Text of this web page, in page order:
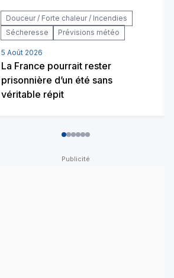
Douceur / Forte chaleur / Incendies
Sécheresse
Prévisions météo
5 Août 2026
La France pourrait rester
prisonnière d’un été sans
véritable répit
012345